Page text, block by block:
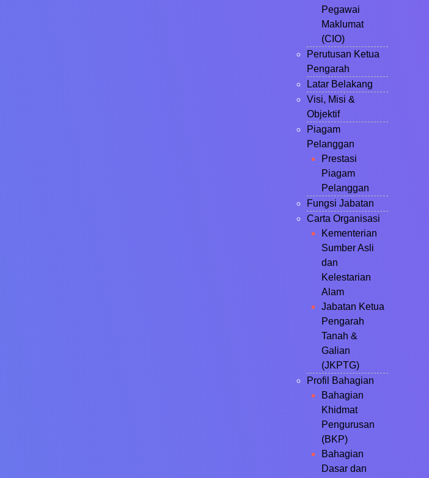
Pegawai
Maklumat
(CIO)
Perutusan Ketua
Pengarah
Latar Belakang
Visi, Misi &
Objektif
Piagam
Pelanggan
Prestasi
Piagam
Pelanggan
Fungsi Jabatan
Carta Organisasi
Kementerian
Sumber Asli
dan
Kelestarian
Alam
Jabatan Ketua
Pengarah
Tanah &
Galian
(JKPTG)
Profil Bahagian
Bahagian
Khidmat
Pengurusan
(BKP)
Bahagian
Dasar dan